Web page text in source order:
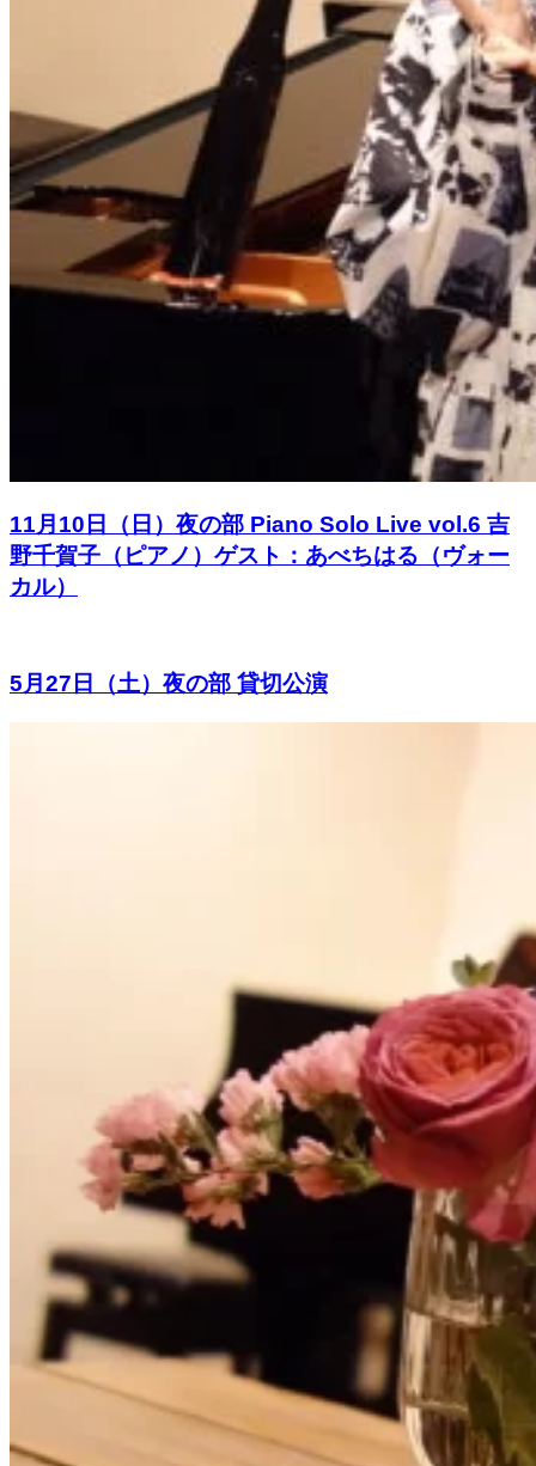
11月10日（日）夜の部 Piano Solo Live vol.6 吉
野千賀子（ピアノ）ゲスト：あべちはる（ヴォー
カル）
5月27日（土）夜の部 貸切公演